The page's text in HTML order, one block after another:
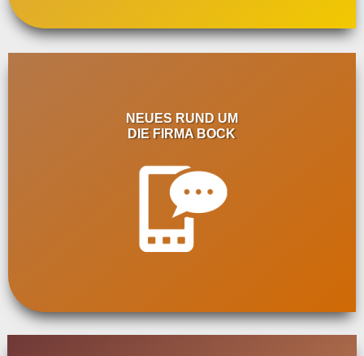
NEUES RUND UM
DIE FIRMA BOCK